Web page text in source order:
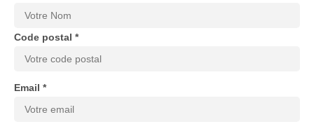
Code postal *
Email *